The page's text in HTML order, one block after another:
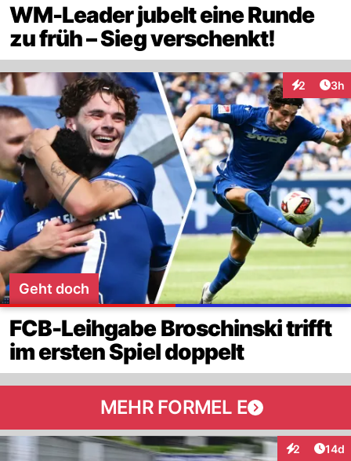
WM-Leader jubelt eine Runde
zu früh – Sieg verschenkt!
2 3h
Geht doch
FCB-Leihgabe Broschinski trifft
im ersten Spiel doppelt
MEHR FORMEL E
2
Interaktionen
14d